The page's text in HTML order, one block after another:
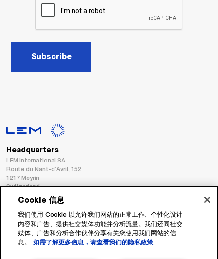
Subscribe
Headquarters
LEM International SA
Route du Nant-d’Avril, 152
1217 Meyrin
Switzerland
Fax : +41 22 794 94 78
Cookie 信息
我们使用 Cookie 以允许我们网站的正常工作、个性化设计
内容和广告、提供社交媒体功能并分析流量。我们还同社交
媒体、广告和分析合作伙伴分享有关您使用我们网站的信
息。
如需了解更多信息，请查看我们的隐私政策